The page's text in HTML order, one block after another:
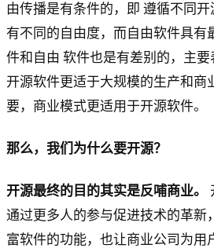
由传播是有条件的，即 遵循不同
有不同的自由度，而自由软件具有
件和自由 软件也是有差别的，主
开源软件更适于大规模的生产和商
要，商业模式更适用于开源软件。
那么，我们为什么要开源？
开源最终的目的其实是反哺商业。
通过更多人的参与促进技术的革新
富软件的功能，也让商业公司为用